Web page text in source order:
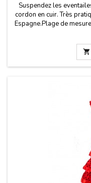
Suspendez les
cordon en cuir. Très
Espagne.Plage de
